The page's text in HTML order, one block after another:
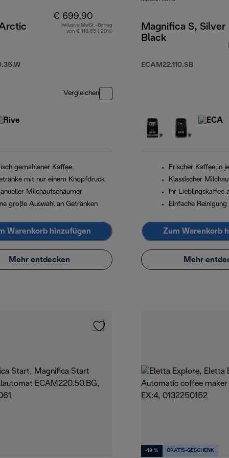
€ 699,90
Inklusive MwSt.-Betrag
von € 116,65 ( 20%)
Vergleichen
gemahlener Kaffee
mit nur einem Knopfdruck
Milchaufschäumer
große Auswahl an Getränken
Warenkorb hinzufügen
Mehr entdecken
Magnifica S, Silver
Black
ECAM22.110.SB
Frischer Kaffee in
Klassischer
Ihr Lieblingskaffee
Einfache Reinigung
Zum Warenkorb
Mehr
-19 % GRATIS-GESCHENK